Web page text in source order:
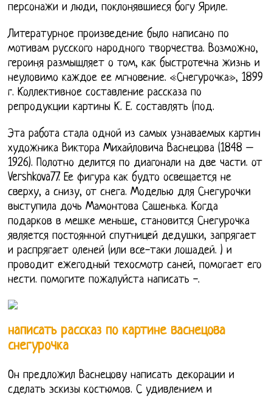
персонажи и люди, поклонявшиеся богу Яриле.
Литературное произведение было написано по
мотивам русского народного творчества. Возможно,
героиня размышляет о том, как быстротечна жизнь и
неуловимо каждое ее мгновение. «Снегурочка», 1899
г. Коллективное составление рассказа по
репродукции картины К. Е. составлять (под.
Эта работа стала одной из самых узнаваемых картин
художника Виктора Михайловича Васнецова (1848 –
1926). Полотно делится по диагонали на две части. от
Vershkova77. Ее фигура как будто освещается не
сверху, а снизу, от снега. Моделью для Снегурочки
выступила дочь Мамонтова Сашенька. Когда
подарков в мешке меньше, становится Снегурочка
является постоянной спутницей дедушки, запрягает
и распрягает оленей (или все-таки лошадей. ) и
проводит ежегодный техосмотр саней, помогает его
нести. помогите пожалуйста написать -.
написать рассказ по картине васнецова
снегурочка
Он предложил Васнецову написать декорации и
сделать эскизы костюмов. С удивлением и